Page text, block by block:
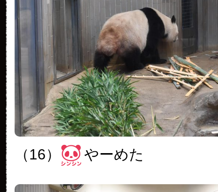
（16） やーめた